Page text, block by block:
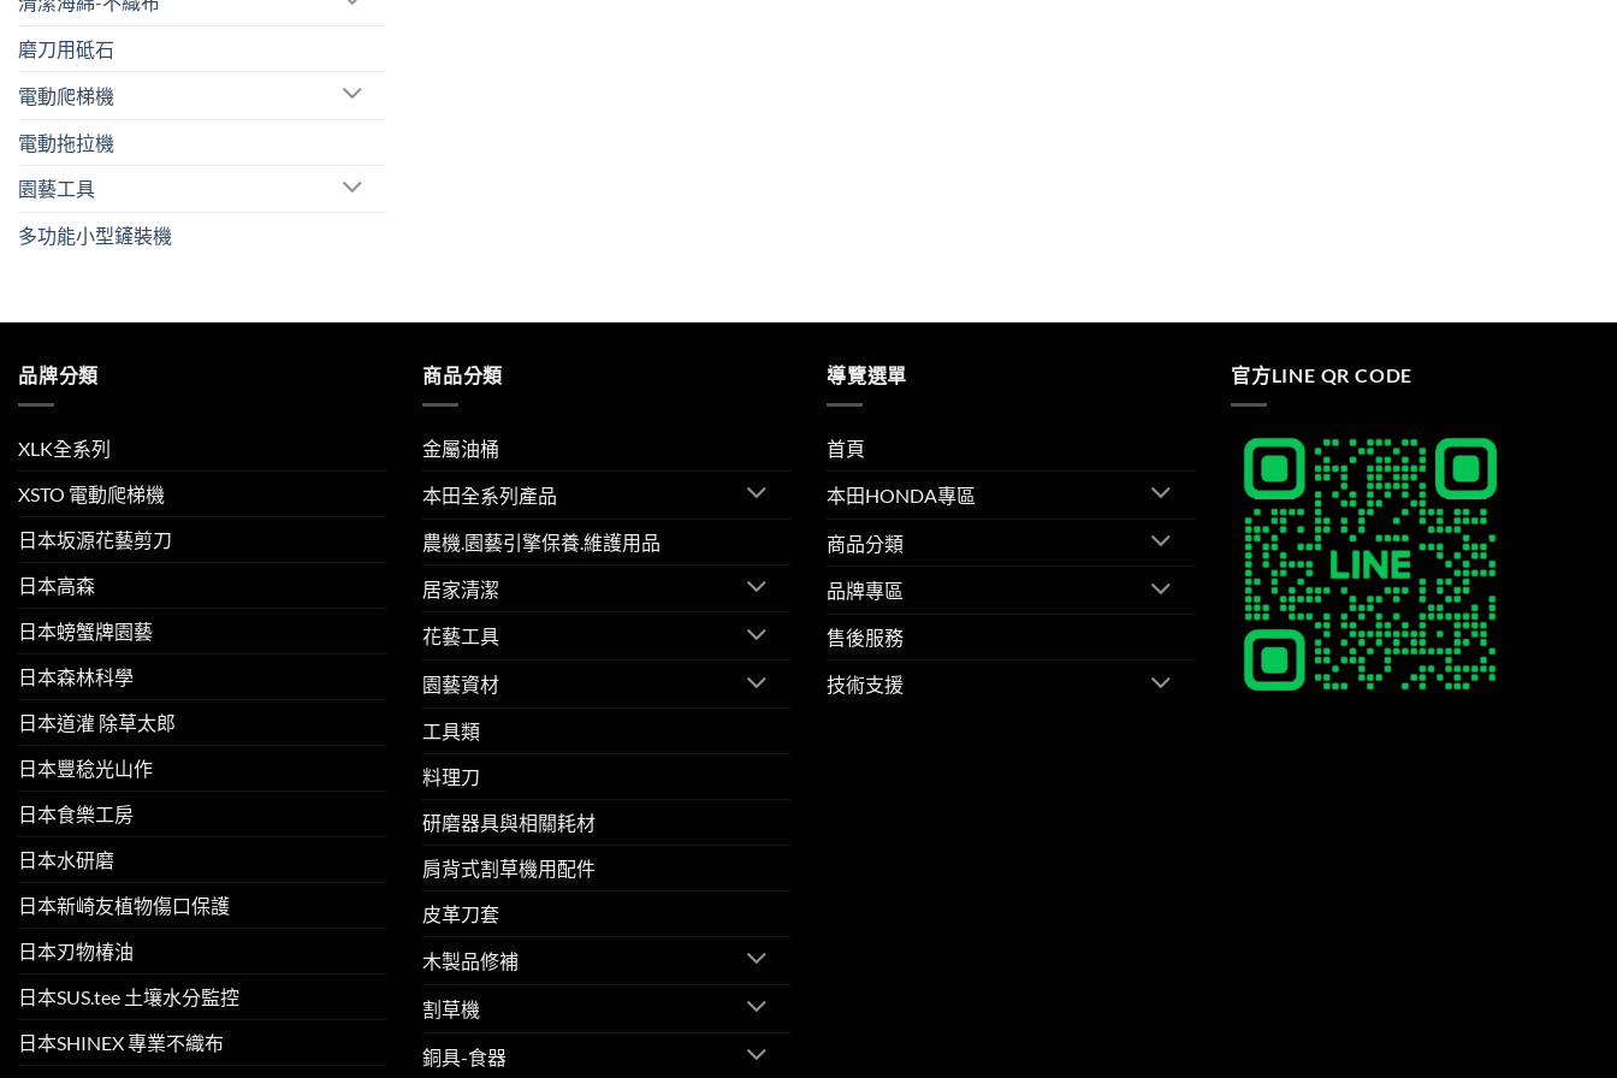
磨刀用砥石
電動爬梯機
電動拖拉機
園藝工具
多功能小型鏟裝機
品牌分類
XLK全系列
XSTO 電動爬梯機
日本坂源花藝剪刀
日本高森
日本螃蟹牌園藝
日本森林科學
日本道灌 除草太郎
日本豐稔光山作
日本食樂工房
日本水研磨
日本新崎友植物傷口保護
日本刃物椿油
日本SUS.tee 土壤水分監控
日本SHINEX 專業不織布
商品分類
金屬油桶
本田全系列產品
農機.園藝引擎保養.維護用品
居家清潔
花藝工具
園藝資材
工具類
料理刀
研磨器具與相關耗材
肩背式割草機用配件
皮革刀套
木製品修補
割草機
銅具-食器
導覽選單
首頁
本田HONDA專區
商品分類
品牌專區
售後服務
技術支援
官方LINE QR CODE